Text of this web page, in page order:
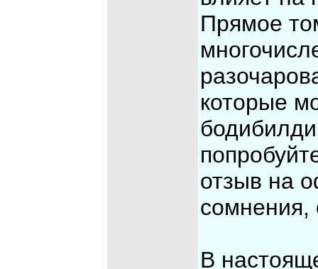
Прямое
которые
отзыв на
сомнения,
В